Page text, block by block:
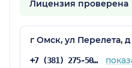
Лицензия проверена
г Омск, ул Перелета,
+7 (381) 275-50-75